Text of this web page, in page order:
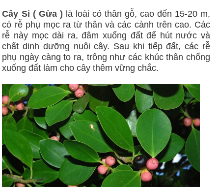
Cây Si ( Gừa ) là loài có thân gỗ, cao đến 15-20 m,
có rễ phụ mọc ra từ thân và các cành trên cao. Các
rễ này mọc dài ra, đâm xuống đất để hút nước và
chất dinh dưỡng nuôi cây. Sau khi tiếp đất, các rễ
phụ ngày càng to ra, trông như các khúc thân chống
xuống đất làm cho cây thêm vững chắc.